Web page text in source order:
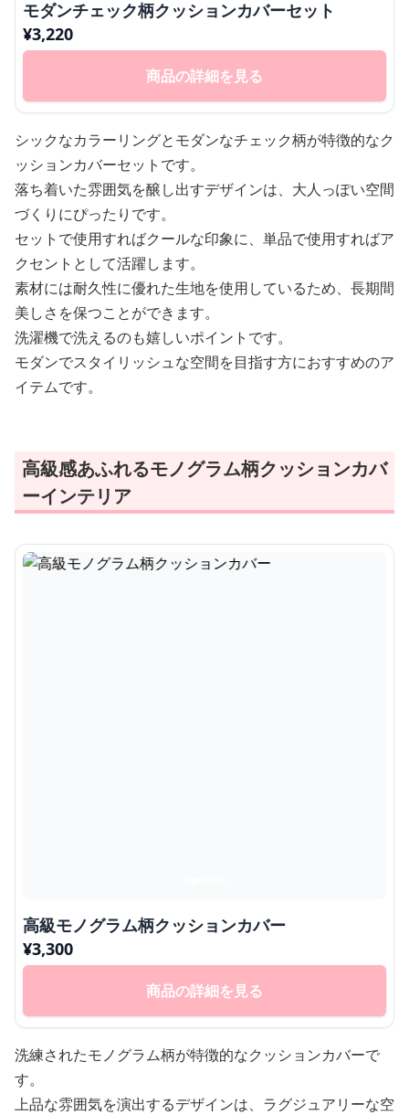
モダンチェック柄クッションカバーセット
¥3,220
商品の詳細を見る
シックなカラーリングとモダンなチェック柄が特徴的なク
ッションカバーセットです。
落ち着いた雰囲気を醸し出すデザインは、大人っぽい空間
づくりにぴったりです。
セットで使用すればクールな印象に、単品で使用すればア
クセントとして活躍します。
素材には耐久性に優れた生地を使用しているため、長期間
美しさを保つことができます。
洗濯機で洗えるのも嬉しいポイントです。
モダンでスタイリッシュな空間を目指す方におすすめのア
イテムです。
高級感あふれるモノグラム柄クッションカバ
ーインテリア
高級モノグラム柄クッションカバー
¥3,300
商品の詳細を見る
洗練されたモノグラム柄が特徴的なクッションカバーで
す。
上品な雰囲気を演出するデザインは、ラグジュアリーな空